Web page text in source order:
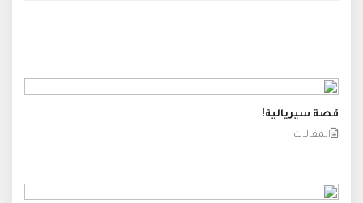
قصة سيريالية!
المقالات